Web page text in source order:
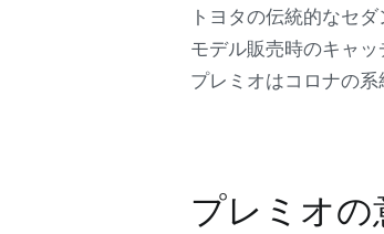
トヨタの伝統的なセ
モデル販売時のキャ
プレミオはコロナの系
プレミオの